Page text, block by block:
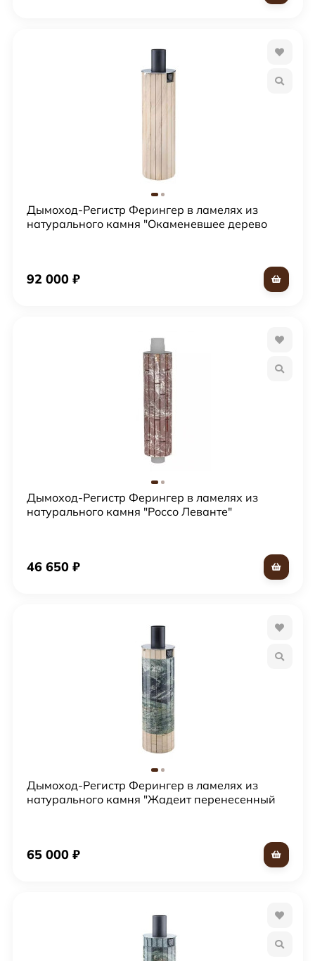
Дымоход-Регистр Ферингер в ламелях из
натурального камня "Окаменевшее дерево
92 000 ₽
Дымоход-Регистр Ферингер в ламелях из
натурального камня "Россо Леванте"
46 650 ₽
Дымоход-Регистр Ферингер в ламелях из
натурального камня "Жадеит перенесенный
65 000 ₽